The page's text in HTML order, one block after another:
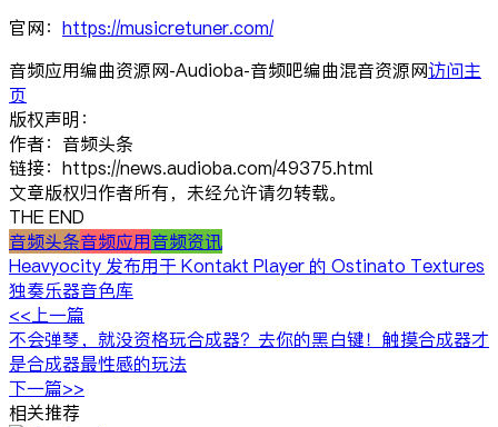
官网： https://musicretuner.com/
音频应用编曲资源网-Audioba-音频吧编曲混音资源网访问主
页
版权声明：
作者：音频头条
链接：https://news.audioba.com/49375.html
文章版权归作者所有，未经允许请勿转载。
THE END
音频头条音频应用音频资讯
Heavyocity 发布用于 Kontakt Player 的 Ostinato Textures
独奏乐器音色库
<<上一篇
不会弹琴，就没资格玩合成器？去你的黑白键！触摸合成器才
是合成器最性感的玩法
下一篇>>
相关推荐